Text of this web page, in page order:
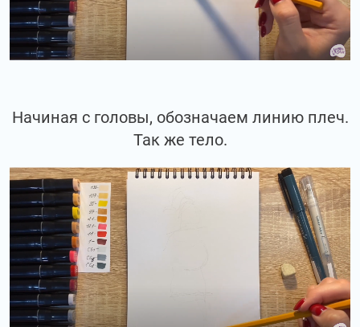
Начиная с головы, обозначаем линию плеч.
Так же тело.